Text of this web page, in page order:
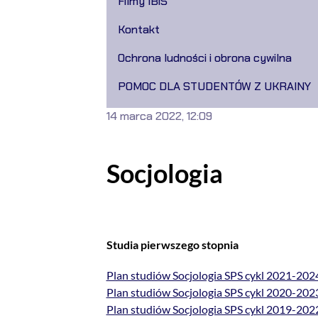
Kontakt
Ochrona ludności i obrona cywilna
POMOC DLA STUDENTÓW Z UKRAINY
Socjologia
14 marca 2022, 12:09
Studia pierwszego stopnia
Plan studiów Socjologia SPS cykl 2021-
Plan studiów Socjologia SPS cykl 2020-
Plan studiów Socjologia SPS cykl 2019-